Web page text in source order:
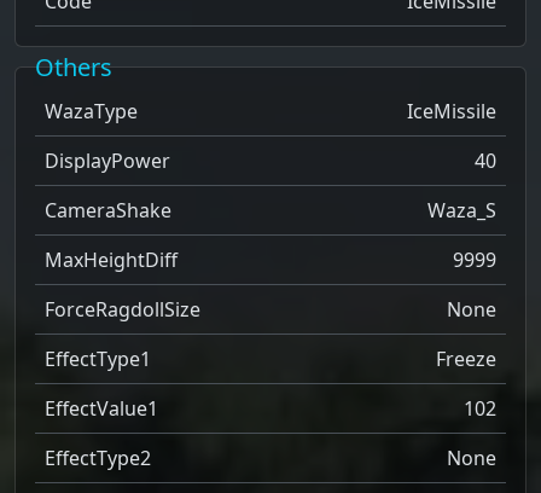
Others
WazaType
IceMissile
DisplayPower
40
CameraShake
Waza_S
MaxHeightDiff
9999
ForceRagdollSize
None
EffectType1
Freeze
EffectValue1
102
EffectType2
None